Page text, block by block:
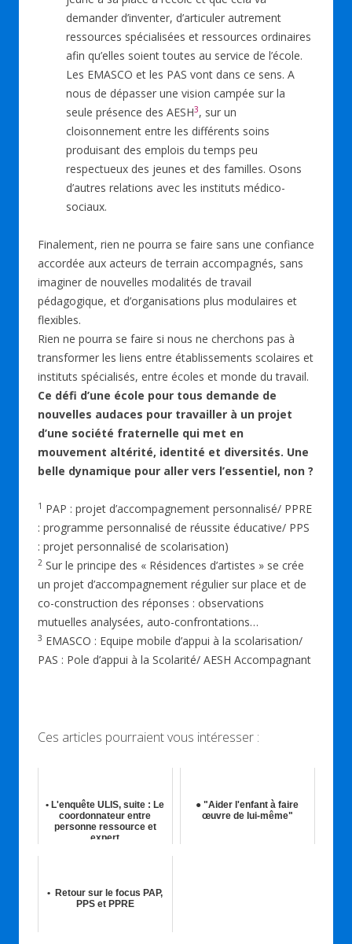
demander d’inventer, d’articuler autrement
ressources spécialisées et ressources ordinaires
afin qu’elles soient toutes au service de l’école.
Les EMASCO et les PAS vont dans ce sens. A
nous de dépasser une vision campée sur la
seule présence des AESH3, sur un
cloisonnement entre les différents soins
produisant des emplois du temps peu
respectueux des jeunes et des familles. Osons
d’autres relations avec les instituts médico-
sociaux.
Finalement, rien ne pourra se faire sans une confiance
accordée aux acteurs de terrain accompagnés, sans
imaginer de nouvelles modalités de travail
pédagogique, et d’organisations plus modulaires et
flexibles.
Rien ne pourra se faire si nous ne cherchons pas à
transformer les liens entre établissements scolaires et
instituts spécialisés, entre écoles et monde du travail.
Ce défi d’une école pour tous demande de
nouvelles audaces pour travailler à un projet
d’une société fraternelle qui met en
mouvement altérité, identité et diversités. Une
belle dynamique pour aller vers l’essentiel, non ?
1 PAP : projet d’accompagnement personnalisé/ PPRE
: programme personnalisé de réussite éducative/ PPS
: projet personnalisé de scolarisation)
2 Sur le principe des « Résidences d’artistes » se crée
un projet d’accompagnement régulier sur place et de
co-construction des réponses : observations
mutuelles analysées, auto-confrontations…
3 EMASCO : Equipe mobile d’appui à la scolarisation/
PAS : Pole d’appui à la Scolarité/ AESH Accompagnant
Ces articles pourraient vous intéresser :
• L'enquête ULIS, suite : Le
coordonnateur entre
personne ressource et
expert
● "Aider l'enfant à faire
œuvre de lui-même"
• Retour sur le focus PAP,
PPS et PPRE